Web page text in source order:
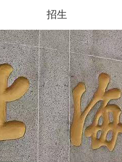
招生